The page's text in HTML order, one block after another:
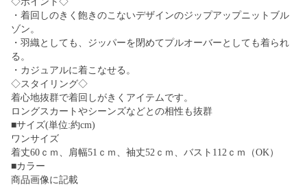
・着回しのきく飽きのこないデザインのジップアップニットブル
ゾン。
・羽織としても、ジッパーを閉めてプルオーバーとしても着られ
る。
・カジュアルに着こなせる。
◇スタイリング◇
着心地抜群で着回しがきくアイテムです。
ロングスカートやシーンズなどとの相性も抜群
■サイズ(単位:約cm)
ワンサイズ
着丈60ｃｍ、肩幅51ｃｍ、袖丈52ｃｍ、バスト112ｃｍ（OK）
■カラー
商品画像に記載